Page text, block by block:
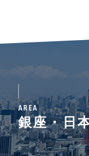
AREA
銀座・日